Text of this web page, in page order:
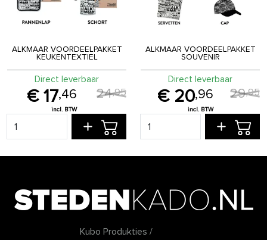
ALKMAAR VOORDEELPAKKET
KEUKENTEXTIEL
17,46 24,95
Direct leverbaar
ALKMAAR VOORDEELPAKKET
SOUVENIR
20,96 29,95
Direct leverbaar
Kubo Produkties /